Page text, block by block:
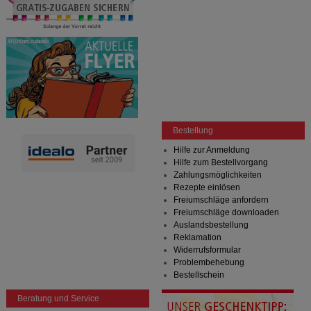
Bestellung
Hilfe zur Anmeldung
Hilfe zum Bestellvorgang
Zahlungsmöglichkeiten
Rezepte einlösen
Freiumschläge anfordern
Freiumschläge downloaden
Auslandsbestellung
Reklamation
Widerrufsformular
Problembehebung
Bestellschein
Beratung und Service